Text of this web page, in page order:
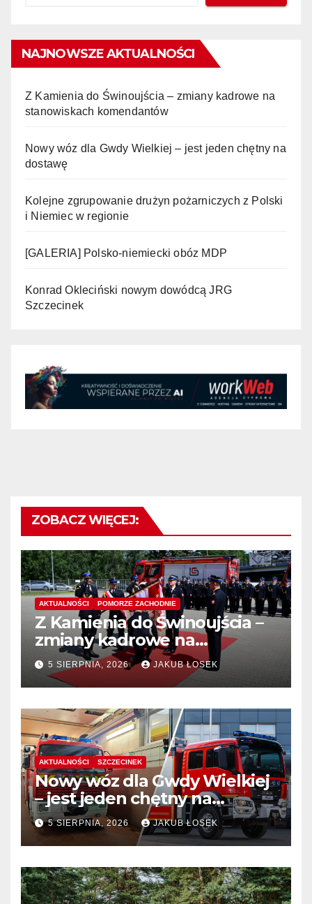
NAJNOWSZE AKTUALNOŚCI
Z Kamienia do Świnoujścia – zmiany kadrowe na
stanowiskach komendantów
Nowy wóz dla Gwdy Wielkiej – jest jeden chętny na
dostawę
Kolejne zgrupowanie drużyn pożarniczych z Polski
i Niemiec w regionie
[GALERIA] Polsko-niemiecki obóz MDP
Konrad Okleciński nowym dowódcą JRG
Szczecinek
ZOBACZ WIĘCEJ:
AKTUALNOŚCI POMORZE ZACHODNIE
Z Kamienia do Świnoujścia –
zmiany kadrowe na
stanowiskach komendantów
5 SIERPNIA, 2026 JAKUB ŁOSEK
AKTUALNOŚCI SZCZECINEK
Nowy wóz dla Gwdy Wielkiej
– jest jeden chętny na
dostawę
5 SIERPNIA, 2026 JAKUB ŁOSEK